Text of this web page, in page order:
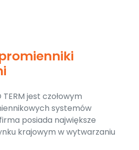
jest czołowym
systemów
posiada największe
krajowym w wytwarzaniu